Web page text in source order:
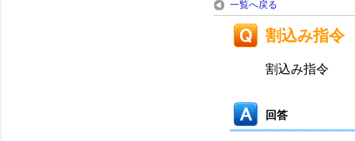
一覧へ戻る
割込み指令
割込み指令
回答